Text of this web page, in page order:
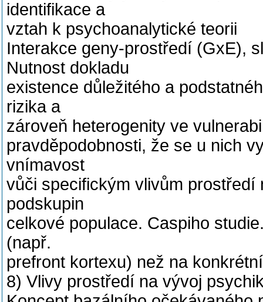
identifikace a
vztah k psychoanalytické teorii
Interakce geny-prostředí (GxE),
Nutnost dokladu
existence důležitého a
rizika a
zároveň heterogenity ve
pravděpodobnosti, že se u nich
vnímavost
vůči specifickým vlivům
podskupin
celkové populace. Caspiho
(např.
prefront kortexu) než na
8) Vlivy prostředí na vývoj